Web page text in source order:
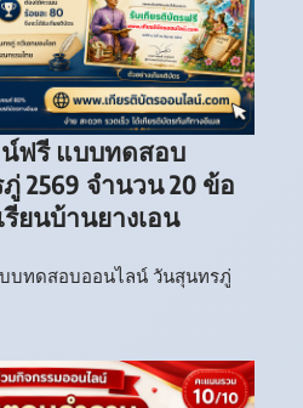
ฟรี แบบทดสอบ
2569 จำนวน 20 ข้อ
ยนบ้านยางเอน
บทดสอบออนไลน์ วันสุนทรภู่